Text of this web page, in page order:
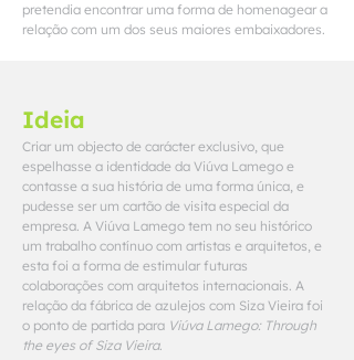
pretendia encontrar uma forma de homenagear a
relação com um dos seus maiores embaixadores.
Ideia
Criar um objecto de carácter exclusivo, que
espelhasse a identidade da Viúva Lamego e
contasse a sua história de uma forma única, e
pudesse ser um cartão de visita especial da
empresa. A Viúva Lamego tem no seu histórico
um trabalho contínuo com artistas e arquitetos, e
esta foi a forma de estimular futuras
colaborações com arquitetos internacionais. A
relação da fábrica de azulejos com Siza Vieira foi
o ponto de partida para Viúva Lamego: Through
the eyes of Siza Vieira.